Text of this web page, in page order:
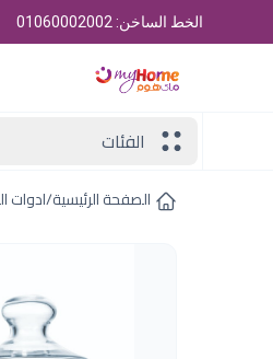
الخط الساخن: 01060002002
الفئات
الصفحة الرئيسية/ادوات